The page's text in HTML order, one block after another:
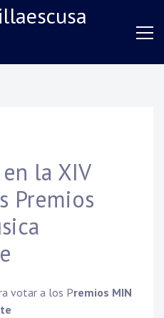
la XIV
Premios
votar a los Premios MIN